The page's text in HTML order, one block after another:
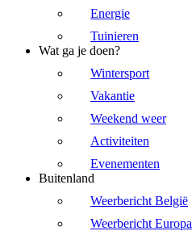
Energie
Tuinieren
Wat ga je doen?
Wintersport
Vakantie
Weekend weer
Activiteiten
Evenementen
Buitenland
Weerbericht België
Weerbericht Europa